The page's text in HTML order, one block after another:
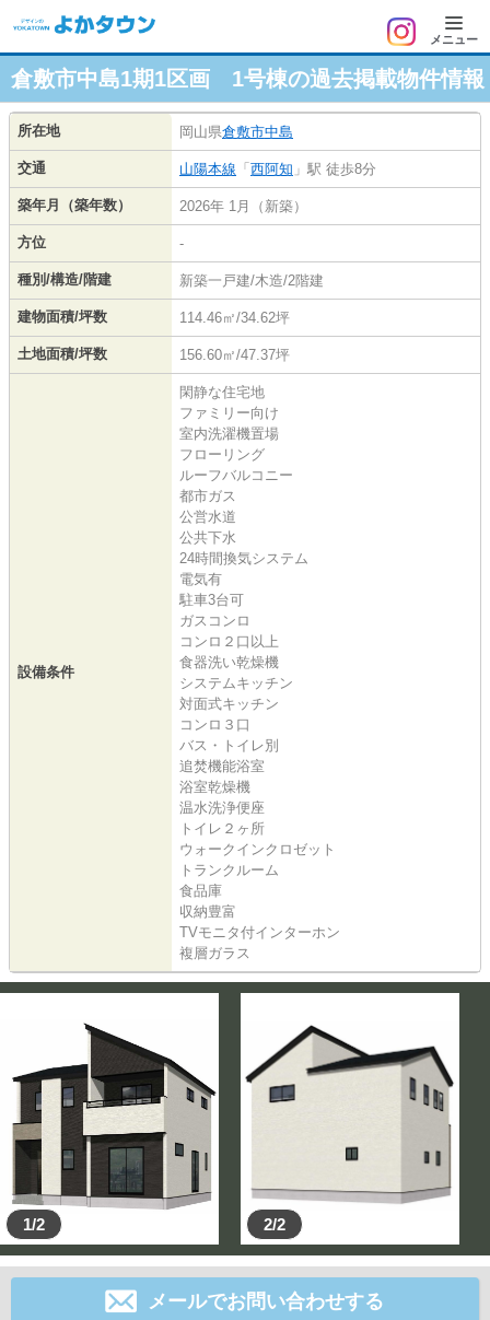
メニュー
倉敷市中島1期1区画 1号棟の過去掲載物件情報
所在地 岡山県倉敷市中島
交通 山陽本線 「 西阿知 」駅 徒歩8分
築年月（築年数） 2026年 1月（新築）
方位 -
種別/構造/階建 新築一戸建/木造/2階建
建物面積/坪数 114.46㎡/34.62坪
土地面積/坪数 156.60㎡/47.37坪
設備条件
閑静な住宅地
ファミリー向け
室内洗濯機置場
フローリング
ルーフバルコニー
都市ガス
公営水道
公共下水
24時間換気システム
電気有
駐車3台可
ガスコンロ
コンロ２口以上
食器洗い乾燥機
システムキッチン
対面式キッチン
コンロ３口
バス・トイレ別
追焚機能浴室
浴室乾燥機
温水洗浄便座
トイレ２ヶ所
ウォークインクロゼット
トランクルーム
食品庫
収納豊富
TVモニタ付インターホン
複層ガラス
1/2 2/2
メールでお問い合わせする